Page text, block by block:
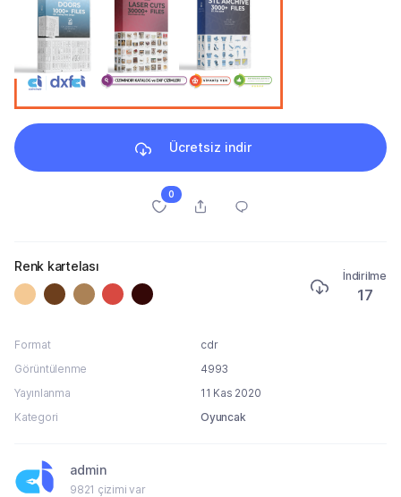
Ücretsiz indir
0
Renk kartelası
İndirilme
17
Format
cdr
Görüntülenme
4993
Yayınlanma
11 Kas 2020
Kategori
Oyuncak
admin
9821 çizimi var